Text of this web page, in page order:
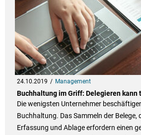
24.10.2019 Management
Buchhaltung im Griff: Delegieren kann
Die wenigsten Unternehmer
Buchhaltung. Das Sammeln der Belege,
Erfassung und Ablage erfordern einen